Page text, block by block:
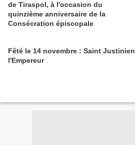
de Tiraspol, à l'occasion du
quinzième anniversaire de la
Consécration épiscopale
Fêté le 14 novembre : Saint Justinien
l'Empereur